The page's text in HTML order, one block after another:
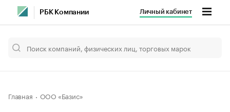
РБК Компании Личный кабинет
Главная ООО «Базис»